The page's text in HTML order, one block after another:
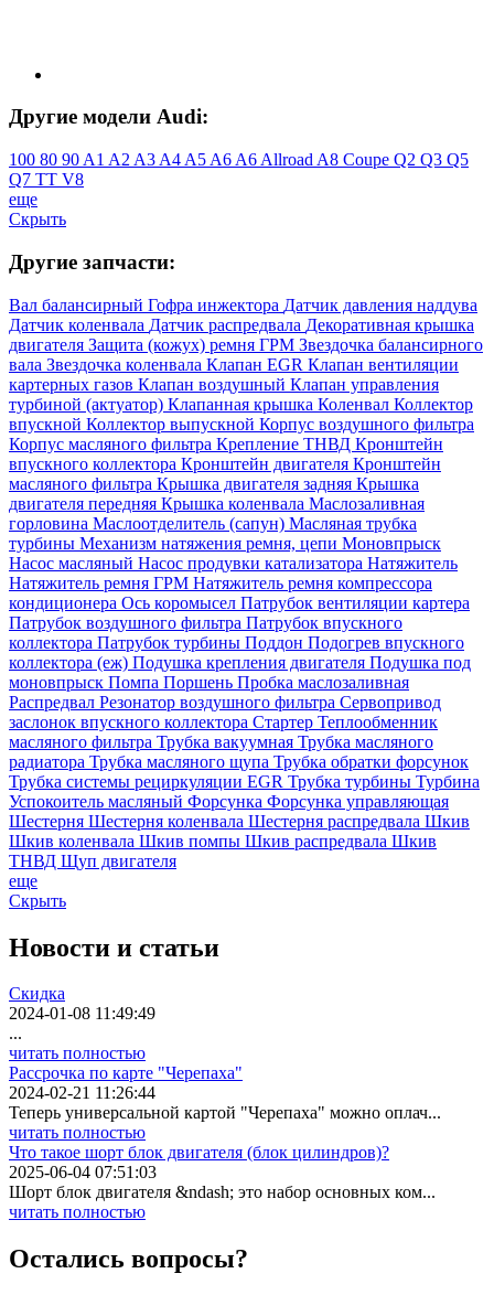
Другие модели Audi:
100 80 90 A1 A2 A3 A4 A5 A6 A6 Allroad A8 Coupe Q2 Q3 Q5
Q7 TT V8
еще
Скрыть
Другие запчасти:
Вал балансирный Гофра инжектора Датчик давления наддува
Датчик коленвала Датчик распредвала Декоративная крышка
двигателя Защита (кожух) ремня ГРМ Звездочка балансирного
вала Звездочка коленвала Клапан EGR Клапан вентиляции
картерных газов Клапан воздушный Клапан управления
турбиной (актуатор) Клапанная крышка Коленвал Коллектор
впускной Коллектор выпускной Корпус воздушного фильтра
Корпус масляного фильтра Крепление ТНВД Кронштейн
впускного коллектора Кронштейн двигателя Кронштейн
масляного фильтра Крышка двигателя задняя Крышка
двигателя передняя Крышка коленвала Маслозаливная
горловина Маслоотделитель (сапун) Масляная трубка
турбины Механизм натяжения ремня, цепи Моновпрыск
Насос масляный Насос продувки катализатора Натяжитель
Натяжитель ремня ГРМ Натяжитель ремня компрессора
кондиционера Ось коромысел Патрубок вентиляции картера
Патрубок воздушного фильтра Патрубок впускного
коллектора Патрубок турбины Поддон Подогрев впускного
коллектора (еж) Подушка крепления двигателя Подушка под
моновпрыск Помпа Поршень Пробка маслозаливная
Распредвал Резонатор воздушного фильтра Сервопривод
заслонок впускного коллектора Стартер Теплообменник
масляного фильтра Трубка вакуумная Трубка масляного
радиатора Трубка масляного щупа Трубка обратки форсунок
Трубка системы рециркуляции EGR Трубка турбины Турбина
Успокоитель масляный Форсунка Форсунка управляющая
Шестерня Шестерня коленвала Шестерня распредвала Шкив
Шкив коленвала Шкив помпы Шкив распредвала Шкив
ТНВД Щуп двигателя
еще
Скрыть
Новости и статьи
Скидка
2024-01-08 11:49:49
...
читать полностью
Рассрочка по карте "Черепаха"
2024-02-21 11:26:44
Теперь универсальной картой "Черепаха" можно оплач...
читать полностью
Что такое шорт блок двигателя (блок цилиндров)?
2025-06-04 07:51:03
Шорт блок двигателя &ndash; это набор основных ком...
читать полностью
Остались вопросы?